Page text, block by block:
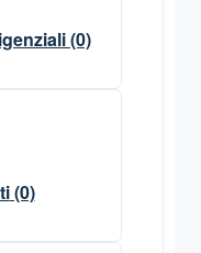
(0)
(0)